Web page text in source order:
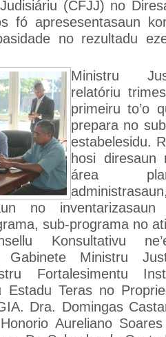
(CFJJ) no
fó apresesentasaun
no rezultadu
Ministru
relatóriu
primeiru to’o
prepara no
estabelesidu.
hosi diresaun
área
no inventarizasaun
sub-programa no
Konsultativu
Gabinete Ministru
Fortalesimentu
Estadu Teras no
Dra. Domingas
Aureliano